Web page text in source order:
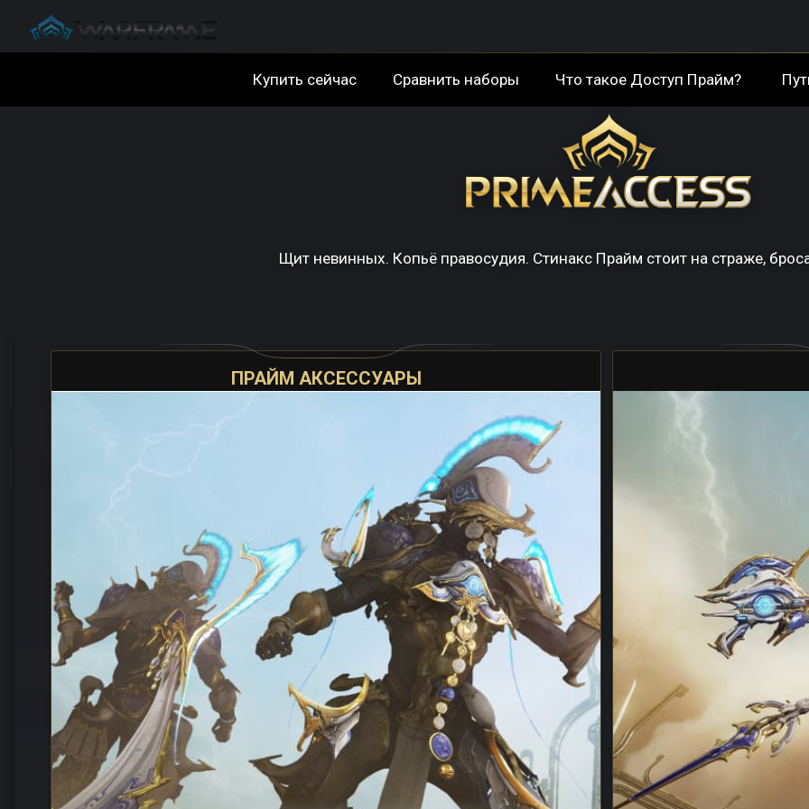
Купить сейчас Сравнить наборы Что такое Доступ Прайм?
Щит невинных. Копьё правосудия. Стинакс Прайм стоит на страже,
ПРАЙМ АКСЕССУАРЫ